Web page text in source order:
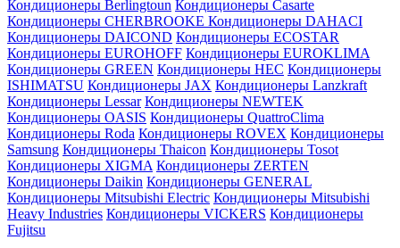
Кондиционеры Berlingtoun Кондиционеры Casarte
Кондиционеры CHERBROOKE Кондиционеры DAHACI
Кондиционеры DAICOND Кондиционеры ECOSTAR
Кондиционеры EUROHOFF Кондиционеры EUROKLIMA
Кондиционеры GREEN Кондиционеры HEC Кондиционеры
ISHIMATSU Кондиционеры JAX Кондиционеры Lanzkraft
Кондиционеры Lessar Кондиционеры NEWTEK
Кондиционеры OASIS Кондиционеры QuattroClima
Кондиционеры Roda Кондиционеры ROVEX Кондиционеры
Samsung Кондиционеры Thaicon Кондиционеры Tosot
Кондиционеры XIGMA Кондиционеры ZERTEN
Кондиционеры Daikin Кондиционеры GENERAL
Кондиционеры Mitsubishi Electric Кондиционеры Mitsubishi
Heavy Industries Кондиционеры VICKERS Кондиционеры
Fujitsu